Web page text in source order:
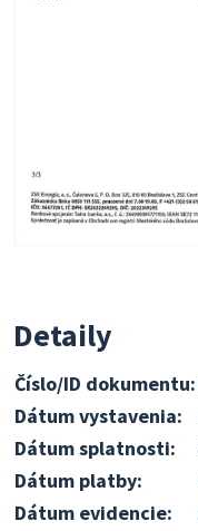
Detaily
Číslo/ID dokumentu:
Dátum vystavenia:
Dátum splatnosti:
Dátum platby:
Dátum evidencie: